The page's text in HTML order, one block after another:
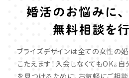
ブライズデザインは全ての女性の
こたえます！入会しなくてもOK。